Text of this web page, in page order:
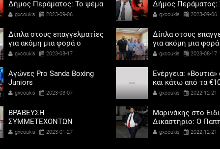
Δήμος Περάματος: Το ψέμα
τελικά έχει κοντά ποδάρια
gxcoukis 2023-09-06
Δίπλα στους επαγγελματίες
για ακόμη μια φορά ο
Αντιδήμαρχος προσόδων
Καψοκόλης
gxcoukis 2023-08-17
Αγώνες Pro Sanda Boxing
Juniors
gxcoukis 2023-03-07
ΒΡΑΒΕΥΣΗ
ΣΥΜΜΕΤΕΧΟΝΤΩΝ
ΣΧΟΛΕΙΩΝ ΣΤΟΝ ΤΟΠΙΚΟ
gxcoukis 2023-01-27
Δήμος Περάματος:
τελικά έχει κοντά
gxcoukis 2023-09-06
Δίπλα στους
για ακόμη μια
Αντιδήμαρχος
Καψοκόλης
gxcoukis 2023-08-17
Ενέργεια:
και κάτω από τα
η τιμή του φυσικού
gxcoukis 2022-12-21
Μαρινάκης στο
Δικαστήριο: Ο
ζήτησε να
gxcoukis 2022-12-21